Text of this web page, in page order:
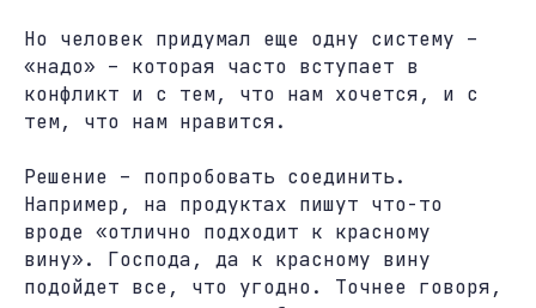
Но человек придумал еще одну систему –
«надо» – которая часто вступает в
конфликт и с тем, что нам хочется, и с
тем, что нам нравится.
Решение – попробовать соединить.
Например, на продуктах пишут что-то
вроде «отлично подходит к красному
вину». Господа, да к красному вину
подойдет все, что угодно. Точнее говоря,